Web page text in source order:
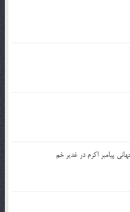
پیامبر اکرم در غدیر خم